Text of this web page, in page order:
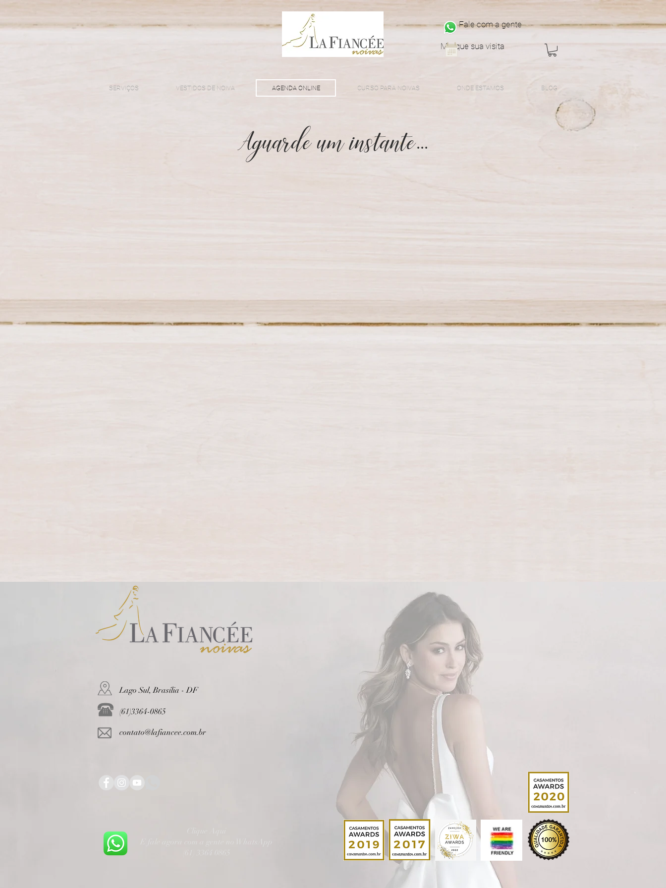
Fale com a gente
Marque sua visita
SERVIÇOS VESTIDOS DE NOIVA AGENDA ONLINE CURSO PARA NOIVAS ONDE ESTAMOS BLOG
Aguarde um instante...
Lago Sul, Brasília - DF
(61)3364-0865
contato@lafiancee.com.br